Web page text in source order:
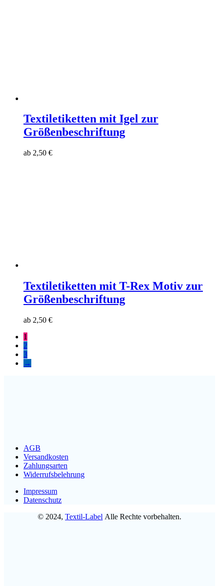
Textiletiketten mit Igel zur
Größenbeschriftung
ab 2,50 €
Textiletiketten mit T-Rex Motiv zur
Größenbeschriftung
ab 2,50 €
1
2
3
→
AGB
Versandkosten
Zahlungsarten
Widerrufsbelehrung
Impressum
Datenschutz
© 2024, Textil-Label Alle Rechte vorbehalten.